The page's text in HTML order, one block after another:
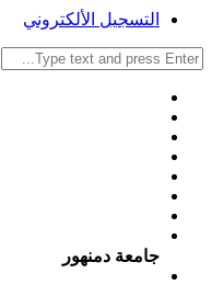
التسجيل الألكتروني
جامعة دمنهور